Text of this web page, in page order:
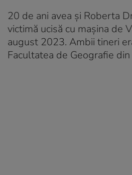
20 de ani avea şi Roberta
victimă ucisă cu maşina de
august 2023. Ambii tineri
Facultatea de Geografie